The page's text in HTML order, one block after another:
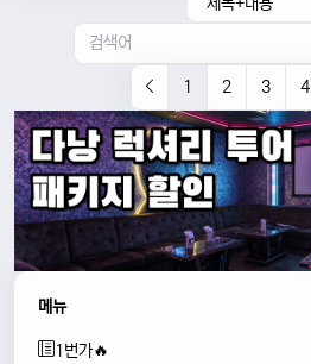
1 2 3 4
메뉴
1번가🔥